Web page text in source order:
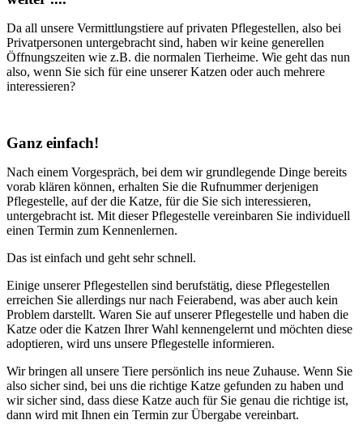
Da all unsere Vermittlungstiere auf privaten Pflegestellen, also bei
Privatpersonen untergebracht sind, haben wir keine generellen
Öffnungszeiten wie z.B. die normalen Tierheime. Wie geht das nun
also, wenn Sie sich für eine unserer Katzen oder auch mehrere
interessieren?
Ganz einfach!
Nach einem Vorgespräch, bei dem wir grundlegende Dinge bereits
vorab klären können, erhalten Sie die Rufnummer derjenigen
Pflegestelle, auf der die Katze, für die Sie sich interessieren,
untergebracht ist. Mit dieser Pflegestelle vereinbaren Sie individuell
einen Termin zum Kennenlernen.
Das ist einfach und geht sehr schnell.
Einige unserer Pflegestellen sind berufstätig, diese Pflegestellen
erreichen Sie allerdings nur nach Feierabend, was aber auch kein
Problem darstellt. Waren Sie auf unserer Pflegestelle und haben die
Katze oder die Katzen Ihrer Wahl kennengelernt und möchten diese
adoptieren, wird uns unsere Pflegestelle informieren.
Wir bringen all unsere Tiere persönlich ins neue Zuhause. Wenn Sie
also sicher sind, bei uns die richtige Katze gefunden zu haben und
wir sicher sind, dass diese Katze auch für Sie genau die richtige ist,
dann wird mit Ihnen ein Termin zur Übergabe vereinbart.